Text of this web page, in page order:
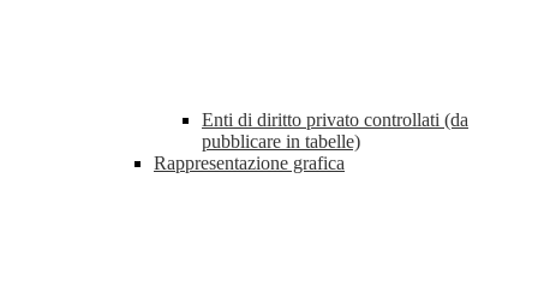
Enti di diritto privato controllati (da
pubblicare in tabelle)
Rappresentazione grafica